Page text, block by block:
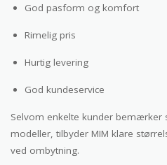
God pasform og komfort
Rimelig pris
Hurtig levering
God kundeservice
Selvom enkelte kunder bemærker
modeller, tilbyder MIM klare
ved ombytning.